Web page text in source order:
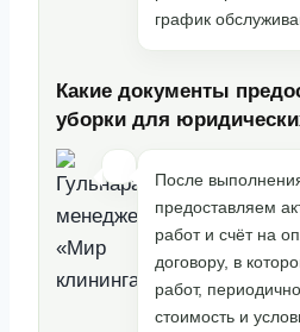
график
Какие документы
уборки для
После
предоставляем
работ и счёт на
договору, в
работ,
стоимость и